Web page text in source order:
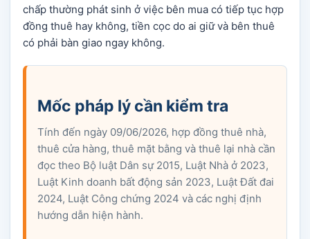
chấp thường phát sinh ở việc bên mua có tiếp tục hợp
đồng thuê hay không, tiền cọc do ai giữ và bên thuê
có phải bàn giao ngay không.
Mốc pháp lý cần kiểm tra
Tính đến ngày 09/06/2026, hợp đồng thuê nhà,
thuê cửa hàng, thuê mặt bằng và thuê lại nhà cần
đọc theo Bộ luật Dân sự 2015, Luật Nhà ở 2023,
Luật Kinh doanh bất động sản 2023, Luật Đất đai
2024, Luật Công chứng 2024 và các nghị định
hướng dẫn hiện hành.